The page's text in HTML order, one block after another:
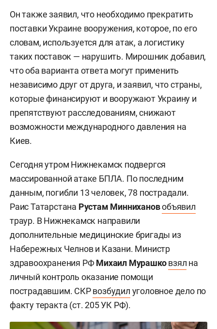
Он также заявил, что необходимо прекратить
поставки Украине вооружения, которое, по его
словам, используется для атак, а логистику
таких поставок — нарушить. Мирошник добавил,
что оба варианта ответа могут применить
независимо друг от друга, и заявил, что страны,
которые финансируют и вооружают Украину и
препятствуют расследованиям, снижают
возможности международного давления на
Киев.
Сегодня утром Нижнекамск подвергся
массированной атаке БПЛА. По последним
данным, погибли 13 человек, 78 пострадали.
Раис Татарстана Рустам Миннихановобъявил
траур. В Нижнекамск направили
дополнительные медицинские бригады из
Набережных Челнов и Казани. Министр
здравоохранения РФМихаил Мурашко взял на
личный контроль оказание помощи
пострадавшим. СКРвозбудил уголовное дело по
факту теракта (ст. 205 УК РФ).